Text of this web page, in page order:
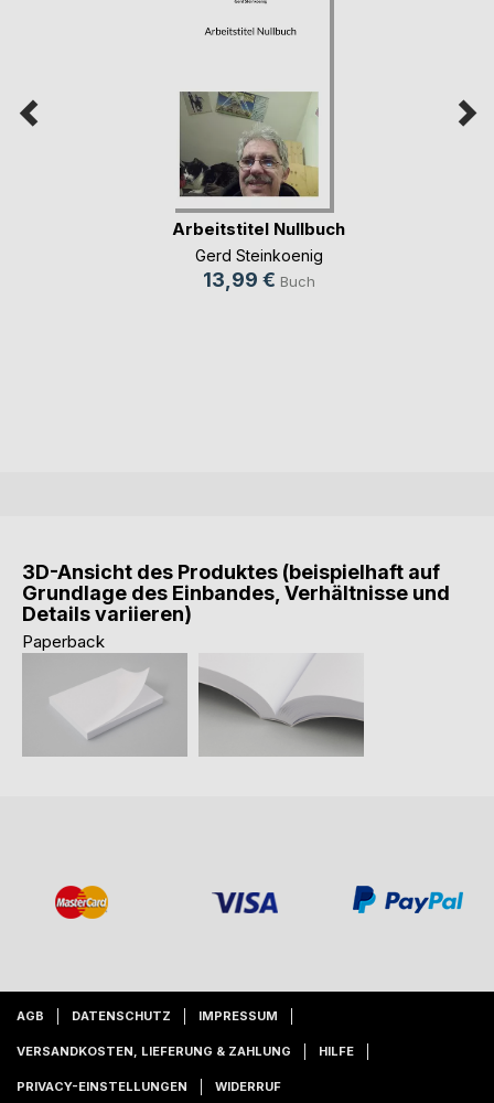
Arbeitstitel Nullbuch
Gerd Steinkoenig
13,99 € Buch
3D-Ansicht des Produktes (beispielhaft auf
Grundlage des Einbandes, Verhältnisse und
Details variieren)
Paperback
AGB DATENSCHUTZ IMPRESSUM
VERSANDKOSTEN, LIEFERUNG & ZAHLUNG HILFE
PRIVACY-EINSTELLUNGEN WIDERRUF